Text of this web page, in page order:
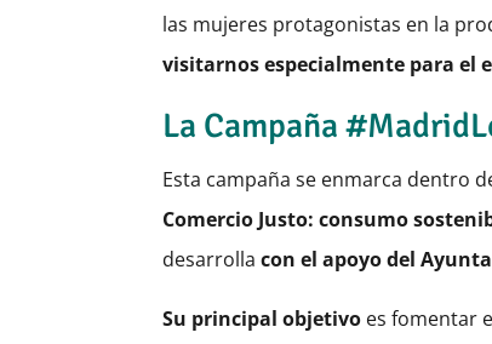
las mujeres protagonistas en la
visitarnos especialmente para el
La Campaña
Esta campaña se enmarca dentro
Comercio Justo: consumo
desarrollacon el apoyo del
Su principal objetivo es fomentar